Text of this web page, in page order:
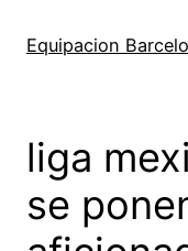
Equipacion
liga
se